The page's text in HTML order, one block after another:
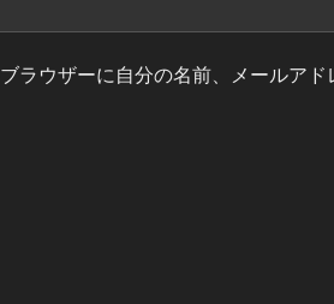
ラウザーに自分の名前、メールアド